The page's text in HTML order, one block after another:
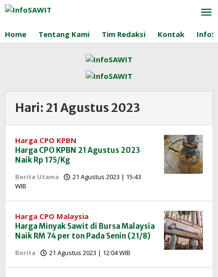
Lewati
Home
Tentang Kami Tim Redaksi Kontak
Hari: 21 Agustus 2023
Harga CPO KPBN
Harga CPO KPBN 21 Agustus 2023
Naik Rp 175/Kg
Berita Utama
21 Agustus 2023 | 15:43
WIB
InfoSAWIT
Harga CPO Malaysia
Harga Minyak Sawit di Bursa Malaysia
Naik RM 74 per ton Pada Senin (21/8)
Berita 21 Agustus 2023 | 12:04 WIB
InfoSAWIT